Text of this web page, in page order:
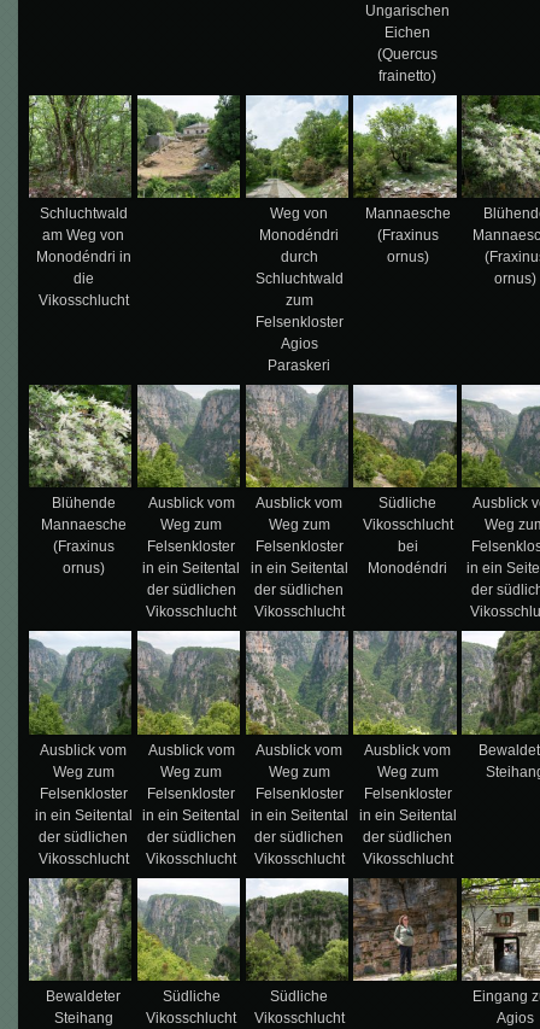
Ungarischen
Eichen
(Quercus
frainetto)
Schluchtwald
am Weg von
Monodéndri in
die
Vikosschlucht
Weg von
Monodéndri
durch
Schluchtwald
zum
Felsenkloster
Agios
Paraskeri
Mannaesche
(Fraxinus
ornus)
ornus)
Blühende
Mannaesche
(Fraxinus
ornus)
Ausblick vom
Weg zum
Felsenkloster
in ein Seitental
der südlichen
Vikosschlucht
Ausblick vom
Weg zum
Felsenkloster
in ein Seitental
der südlichen
Vikosschlucht
Südliche
Vikosschlucht
bei
Monodéndri
Ausblick
Weg
in ein
der
Ausblick vom
Weg zum
Felsenkloster
in ein Seitental
der südlichen
Vikosschlucht
Ausblick vom
Weg zum
Felsenkloster
in ein Seitental
der südlichen
Vikosschlucht
Ausblick vom
Weg zum
Felsenkloster
in ein Seitental
der südlichen
Vikosschlucht
Ausblick vom
Weg zum
Felsenkloster
in ein Seitental
der südlichen
Vikosschlucht
Bewaldeter
Steihang
Südliche
Vikosschlucht
Südliche
Vikosschlucht
Eingang
Agios